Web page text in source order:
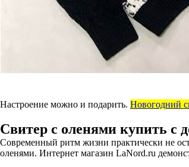
Настроение можно и подарить. Новогодний
Свитер с оленями купить с
Современный ритм жизни практически не
оленями. Интернет магазин LaNord.ru